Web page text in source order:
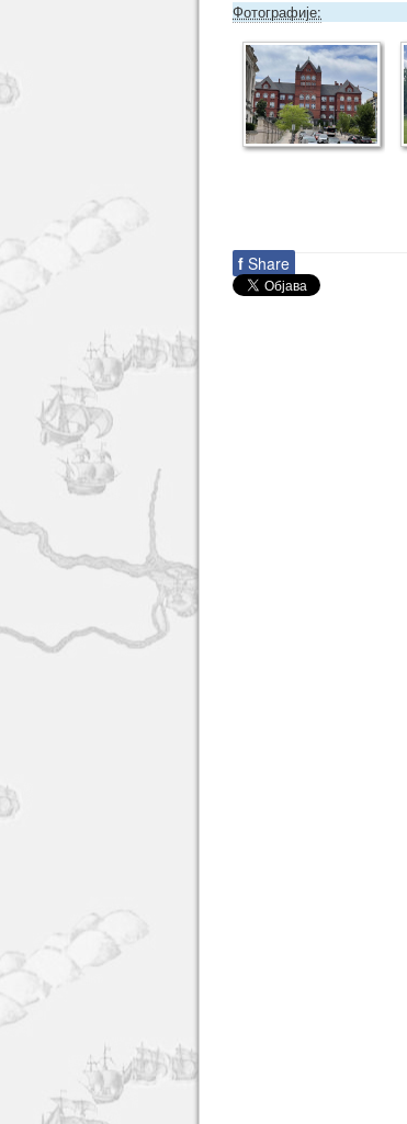
Фотографије:
f Share